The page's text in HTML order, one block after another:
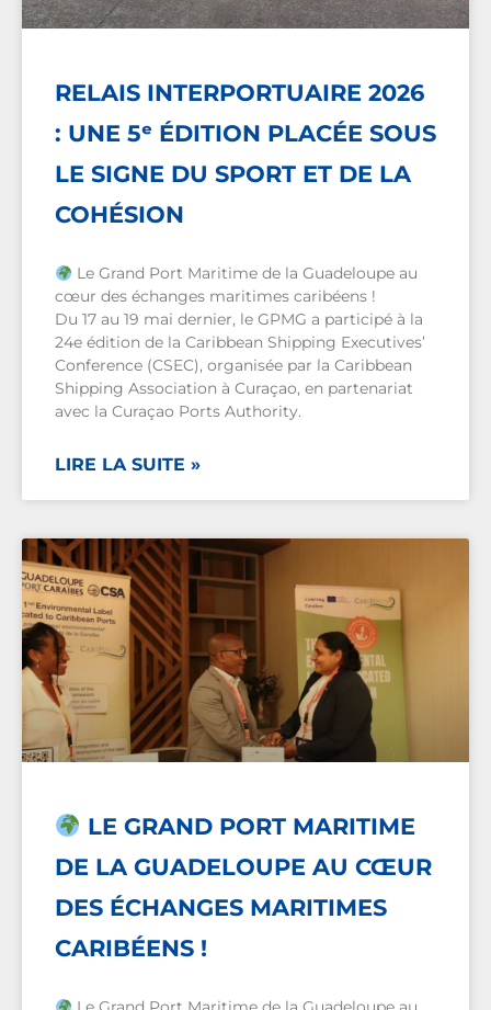
RELAIS INTERPORTUAIRE 2026
: UNE 5ᵉ ÉDITION PLACÉE SOUS
LE SIGNE DU SPORT ET DE LA
COHÉSION
Le Grand Port Maritime de la Guadeloupe au
cœur des échanges maritimes caribéens !
Du 17 au 19 mai dernier, le GPMG a participé à la
24e édition de la Caribbean Shipping Executives’
Conference (CSEC), organisée par la Caribbean
Shipping Association à Curaçao, en partenariat
avec la Curaçao Ports Authority.
LIRE LA SUITE »
LE GRAND PORT MARITIME
DE LA GUADELOUPE AU CŒUR
DES ÉCHANGES MARITIMES
CARIBÉENS !